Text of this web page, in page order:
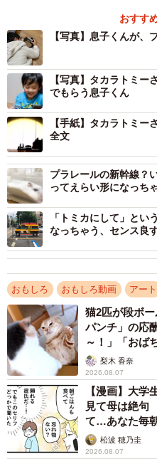
機関車のプラレールが登場する新
Nunoさん）
そして今回投稿されたのが
絵動画。遠近法を使い、ロ
級の仕上がりに、リプライ
んだろう」という声もありま
おすす
【写真】息子くんが、
【写真】タカラトミー
でもらう息子くん
【手紙】タカラトミー
全文
プラレールの新幹線？
ってえらい形になっち
「トミカにして」と
なっちゃう、センス良
おもしろ おもしろ動画 アート
猫2匹が段ボ
パンチ」の応
～！」「おば
梨木 香奈
2026.08.07
【漫画】大学
見て母は絶句
て…あなた毎
松波 穂乃圭
2026.08.07